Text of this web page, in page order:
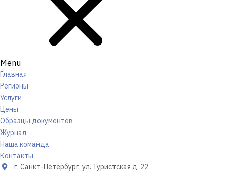
Menu
Главная
Регионы
Услуги
Цены
Образцы документов
Журнал
Наша команда
Контакты
г. Санкт-Петербург, ул. Туристская д. 22